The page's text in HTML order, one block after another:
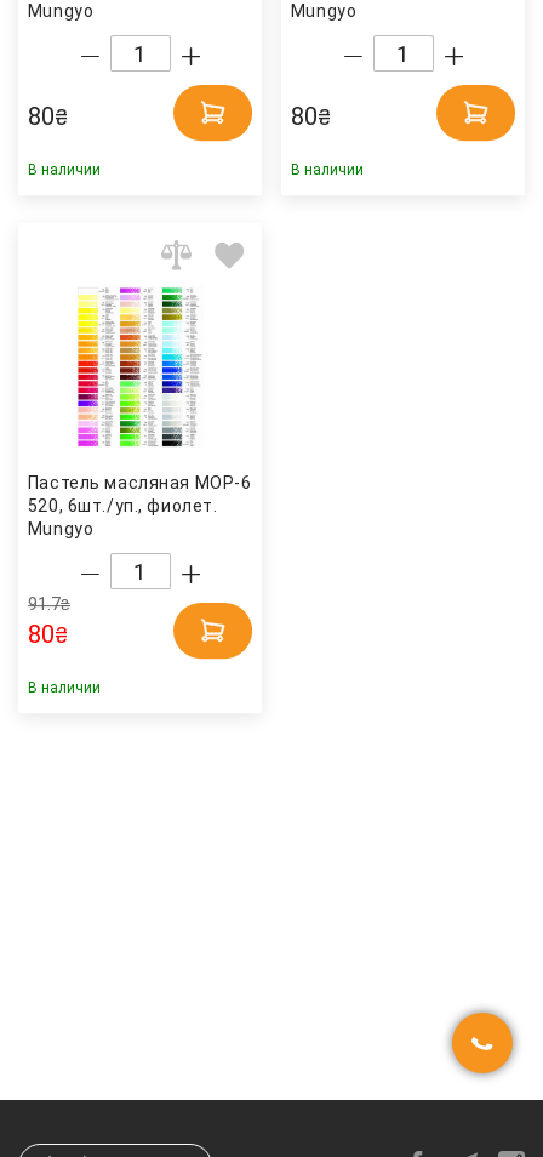
Mungyo
80₴
В наличии
Mungyo
80₴
В наличии
Пастель масляная МОР-6
520, 6шт./уп., фиолет.
Mungyo
91.7₴
80₴
В наличии